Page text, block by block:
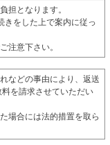
担となります。
きをした上で案内に従っ
注意下さい。
などの事由により、返送
を請求させていただい
場合には法的措置を取ら